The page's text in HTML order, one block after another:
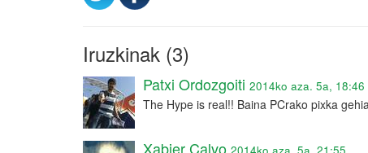
Iruzkinak (3)
Patxi Ordozgoiti 2014ko aza. 5a, 18:46
The Hype is real!! Baina PCrako pixka
Xabier Calvo